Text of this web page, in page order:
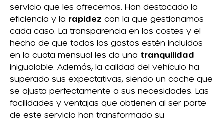
servicio que les ofrecemos. Han destacado la
eficiencia y la rapidez con la que gestionamos
cada caso. La transparencia en los costes y el
hecho de que todos los gastos estén incluidos
en la cuota mensual les da una tranquilidad
inigualable. Además, la calidad del vehículo ha
superado sus expectativas, siendo un coche que
se ajusta perfectamente a sus necesidades. Las
facilidades y ventajas que obtienen al ser parte
de este servicio han transformado su